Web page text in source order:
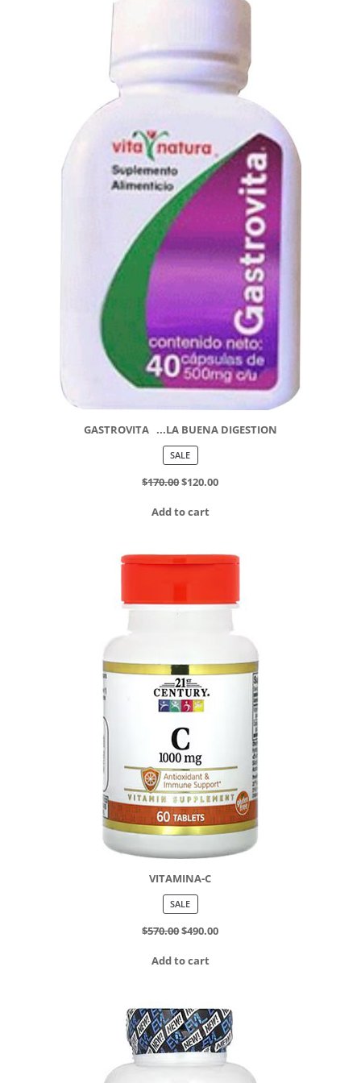
GASTROVITA ...LA BUENA DIGESTION
SALEPRODUCT
ON
SALE
$170.00$120.00
Add to cart
VITAMINA-C
SALEPRODUCT
ON
SALE
$570.00$490.00
Add to cart